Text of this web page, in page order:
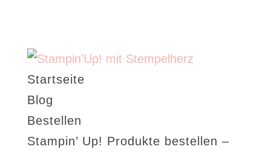
Startseite
Blog
Bestellen
Stampin’ Up! Produkte bestellen –